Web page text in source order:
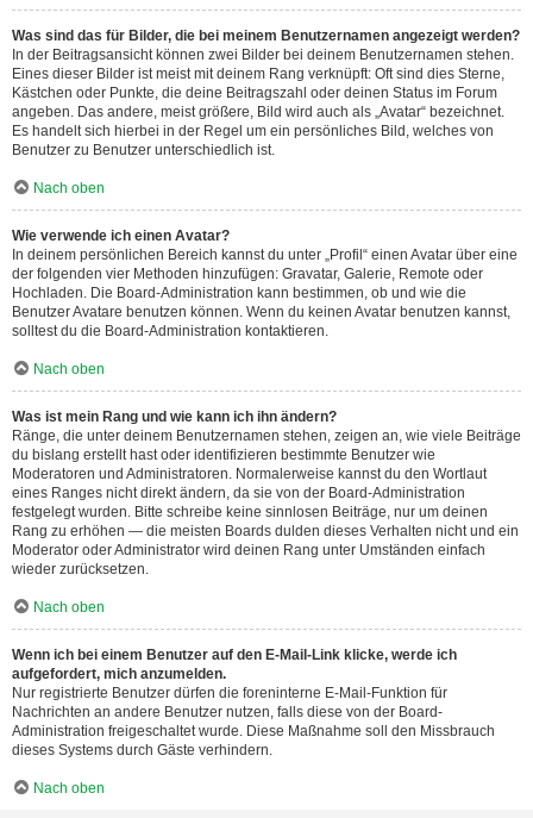
Was sind das für Bilder, die bei meinem Benutzernamen angezeigt werden?
In der Beitragsansicht können zwei Bilder bei deinem Benutzernamen stehen.
Eines dieser Bilder ist meist mit deinem Rang verknüpft: Oft sind dies Sterne,
Kästchen oder Punkte, die deine Beitragszahl oder deinen Status im Forum
angeben. Das andere, meist größere, Bild wird auch als „Avatar“ bezeichnet.
Es handelt sich hierbei in der Regel um ein persönliches Bild, welches von
Benutzer zu Benutzer unterschiedlich ist.
Nach oben
Wie verwende ich einen Avatar?
In deinem persönlichen Bereich kannst du unter „Profil“ einen Avatar über eine
der folgenden vier Methoden hinzufügen: Gravatar, Galerie, Remote oder
Hochladen. Die Board-Administration kann bestimmen, ob und wie die
Benutzer Avatare benutzen können. Wenn du keinen Avatar benutzen kannst,
solltest du die Board-Administration kontaktieren.
Nach oben
Was ist mein Rang und wie kann ich ihn ändern?
Ränge, die unter deinem Benutzernamen stehen, zeigen an, wie viele Beiträge
du bislang erstellt hast oder identifizieren bestimmte Benutzer wie
Moderatoren und Administratoren. Normalerweise kannst du den Wortlaut
eines Ranges nicht direkt ändern, da sie von der Board-Administration
festgelegt wurden. Bitte schreibe keine sinnlosen Beiträge, nur um deinen
Rang zu erhöhen — die meisten Boards dulden dieses Verhalten nicht und ein
Moderator oder Administrator wird deinen Rang unter Umständen einfach
wieder zurücksetzen.
Nach oben
Wenn ich bei einem Benutzer auf den E-Mail-Link klicke, werde ich
aufgefordert, mich anzumelden.
Nur registrierte Benutzer dürfen die foreninterne E-Mail-Funktion für
Nachrichten an andere Benutzer nutzen, falls diese von der Board-
Administration freigeschaltet wurde. Diese Maßnahme soll den Missbrauch
dieses Systems durch Gäste verhindern.
Nach oben